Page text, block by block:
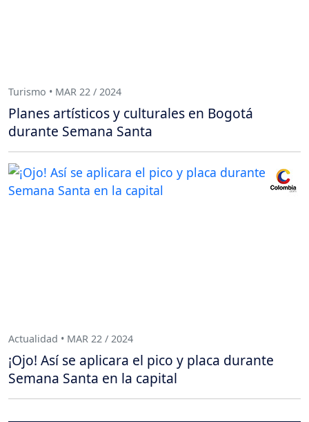
Turismo • MAR 22 / 2024
Planes artísticos y culturales en Bogotá
durante Semana Santa
Actualidad • MAR 22 / 2024
¡Ojo! Así se aplicara el pico y placa durante
Semana Santa en la capital